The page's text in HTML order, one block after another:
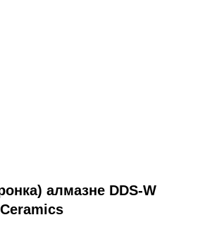
алмазне DDS-W